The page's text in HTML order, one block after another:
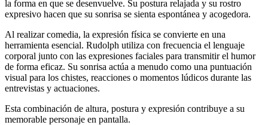
la forma en que se desenvuelve. Su postura relajada y su rostro
expresivo hacen que su sonrisa se sienta espontánea y acogedora.
Al realizar comedia, la expresión física se convierte en una
herramienta esencial. Rudolph utiliza con frecuencia el lenguaje
corporal junto con las expresiones faciales para transmitir el humor
de forma eficaz. Su sonrisa actúa a menudo como una puntuación
visual para los chistes, reacciones o momentos lúdicos durante las
entrevistas y actuaciones.
Esta combinación de altura, postura y expresión contribuye a su
memorable personaje en pantalla.